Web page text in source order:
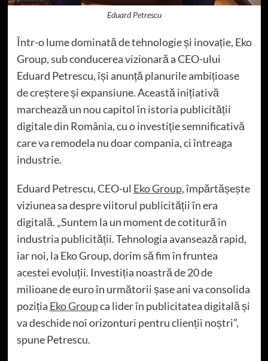
Eduard Petrescu
Într-o lume dominată de tehnologie și inovație, Eko
Group, sub conducerea vizionară a CEO-ului
Eduard Petrescu, își anunță planurile ambițioase
de creștere și expansiune. Această inițiativă
marchează un nou capitol în istoria publicității
digitale din România, cu o investiție semnificativă
care va remodela nu doar compania, ci întreaga
industrie.
Eduard Petrescu, CEO-ul Eko Group, împărtășește
viziunea sa despre viitorul publicității în era
digitală. „Suntem la un moment de cotitură în
industria publicității. Tehnologia avansează rapid,
iar noi, la Eko Group, dorim să fim în fruntea
acestei evoluții. Investiția noastră de 20 de
milioane de euro în următorii șase ani va consolida
poziția Eko Groupca lider în publicitatea digitală și
va deschide noi orizonturi pentru clienții noștri”,
spune Petrescu.